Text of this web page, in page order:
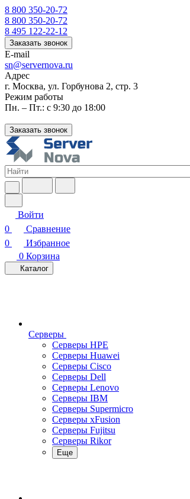
8 800 350-20-72
8 800 350-20-72
8 495 122-22-12
Заказать звонок
E-mail
sn@servernova.ru
Адрес
г. Москва, ул. Горбунова 2, стр. 3
Режим работы
Пн. – Пт.: с 9:30 до 18:00
Заказать звонок
Войти
0
Сравнение
0
Избранное
0 Корзина
Каталог
Серверы
Серверы HPE
Серверы Huawei
Серверы Cisco
Серверы Dell
Серверы Lenovo
Серверы IBM
Серверы Supermicro
Серверы xFusion
Серверы Fujitsu
Серверы Rikor
Еще